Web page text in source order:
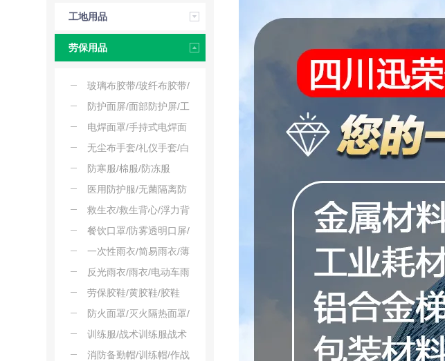
压工具
工地用品
劳保用品
玻璃布胶带/玻纤布胶带/
耐高温绝缘胶带
防护面屏/面部防护屏/工
业防护面罩
电焊面罩/手持式电焊面
罩/焊割面罩
无尘布手套/礼仪手套/白
手套
防寒服/棉服/防冻服
医用防护服/无菌隔离防
护服/防护连体服/大白服
救生衣/救生背心/浮力背
心
餐饮口罩/防雾透明口屏/
食品级塑料口罩
一次性雨衣/简易雨衣/薄
款雨衣
反光雨衣/雨衣/电动车雨
衣
劳保胶鞋/黄胶鞋/胶鞋
防火面罩/灭火隔热面罩/
阻燃防护面罩
训练服/战术训练服战术
套服
消防备勤帽/训练帽/作战